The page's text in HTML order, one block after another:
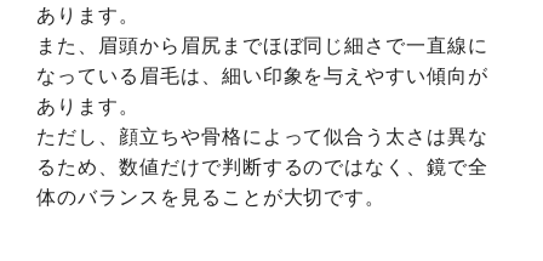
あります。
また、眉頭から眉尻までほぼ同じ細さで一直線に
なっている眉毛は、細い印象を与えやすい傾向が
あります。
ただし、顔立ちや骨格によって似合う太さは異な
るため、数値だけで判断するのではなく、鏡で全
体のバランスを見ることが大切です。